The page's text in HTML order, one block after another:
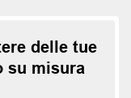
delle tue
su misura